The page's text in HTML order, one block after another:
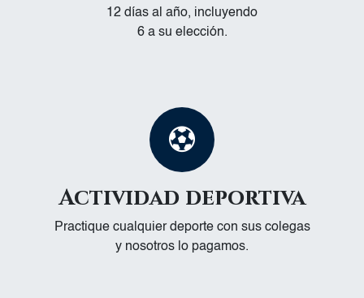
12 días al año, incluyendo
6 a su elección.
Actividad deportiva
Practique cualquier deporte con sus colegas
y nosotros lo pagamos.